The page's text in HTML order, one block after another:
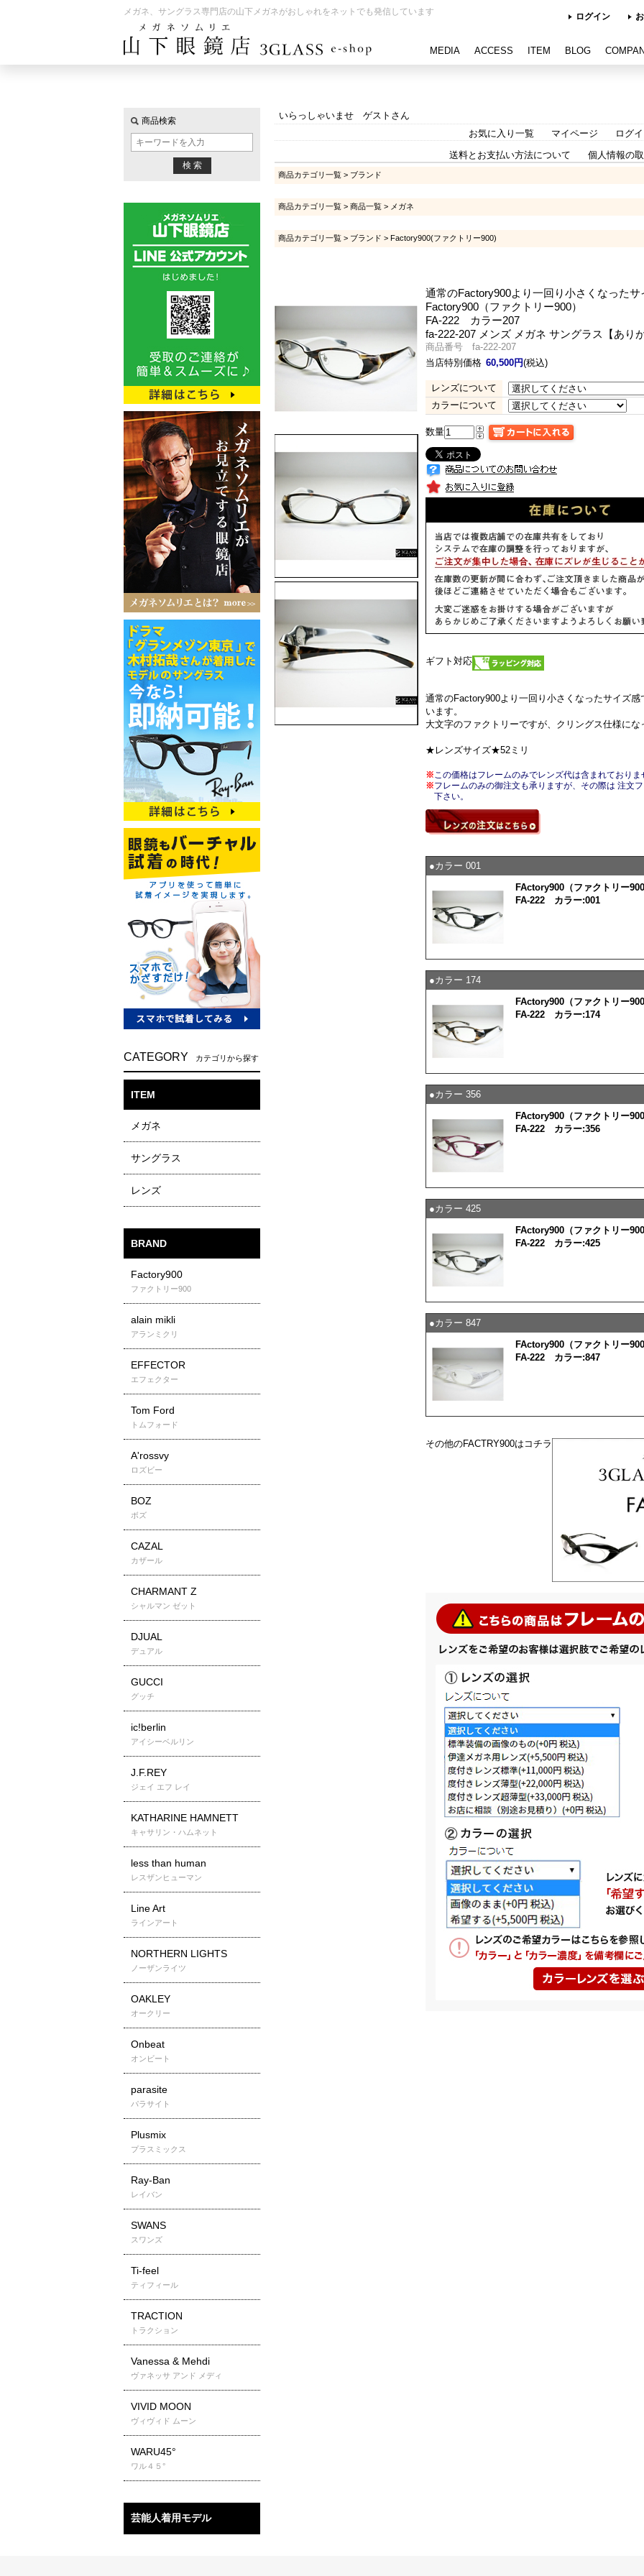
メガネ、サングラス専門店の山下メガネがおしゃれをネットでも発信しています ログイン
MEDIA ACCESS ITEM BLOG
商品検索
CATEGORY カテゴリから探す
ITEM
メガネ
サングラス
レンズ
BRAND
Factory900
ファクトリー900
alain mikli
アランミクリ
EFFECTOR
エフェクター
Tom Ford
トムフォード
A'rossvy
ロズビー
BOZ
ボズ
CAZAL
カザール
CHARMANT Z
シャルマン ゼット
DJUAL
デュアル
GUCCI
グッチ
ic!berlin
アイシーベルリン
J.F.REY
ジェイ エフ レイ
KATHARINE HAMNETT
キャサリン・ハムネット
less than human
レスザンヒューマン
Line Art
ラインアート
NORTHERN LIGHTS
ノーザンライツ
OAKLEY
オークリー
Onbeat
オンビート
parasite
パラサイト
Plusmix
プラスミックス
Ray-Ban
レイバン
SWANS
スワンズ
Ti-feel
ティフィール
TRACTION
トラクション
Vanessa & Mehdi
ヴァネッサ アンド メディ
VIVID MOON
ヴィヴィド ムーン
WARU45°
ワル４５°
芸能人着用モデル
いらっしゃいませ ゲストさん
お気に入り一覧
マイページ
ログ
送料とお支払い方法について
個人情報の
商品カテゴリ一覧 > ブランド
商品カテゴリ一覧 > 商品一覧 > メガネ
商品カテゴリ一覧 > ブランド > Factory900(ファクトリー900)
通常のFactory900より一回り小さくなったサ
Factory900（ファクトリー900）
FA-222 カラー207
fa-222-207 メンズ メガネ サングラス【あり
商品番号 fa-222-207
当店特別価格 60,500円(税込)
レンズについて
カラーについて
数量
ギフト対応
通常のFactory900より一回り小さくなったサイズ
います。
大文字のファクトリーですが、クリングス仕様に
★レンズサイズ★52ミリ
※この価格はフレームのみでレンズ代は含まれており
※フレームのみの御注文も承りますが、その際は 注文
下さい。
●カラー 001
FActory900（ファクトリー
FA-222 カラー:001
●カラー 174
FActory900（ファクトリー
FA-222 カラー:174
●カラー 356
FActory900（ファクトリー
FA-222 カラー:356
●カラー 425
FActory900（ファクトリー
FA-222 カラー:425
●カラー 847
FActory900（ファクトリー
FA-222 カラー:847
その他のFACTRY900はコチラ